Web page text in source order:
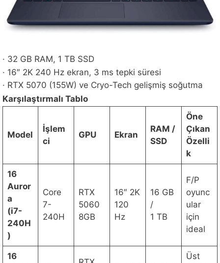
· 32 GB RAM, 1 TB SSD
· 16″ 2K 240 Hz ekran, 3 ms tepki süresi
· RTX 5070 (155W) ve Cryo-Tech gelişmiş soğutma
Karşılaştırmalı Tablo
Model
İşlem
ci
GPU Ekran
RAM /
SSD
Öne
Çıkan
Özelli
k
16
Auror
a
(i7-
240H
)
Core
7-
240H
RTX
5060
8GB
16″ 2K
120
Hz
16 GB
/
1 TB
F/P
oyunc
ular
için
ideal
16
Üst